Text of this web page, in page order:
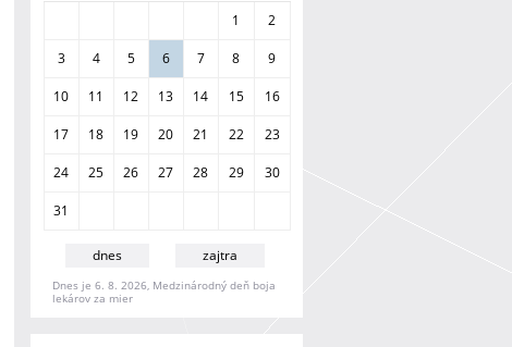
1 2
3 4 5 6 7 8 9
10 11 12 13 14 15 16
17 18 19 20 21 22 23
24 25 26 27 28 29 30
31
dnes zajtra
Dnes je 6. 8. 2026, Medzinárodný deň boja
lekárov za mier